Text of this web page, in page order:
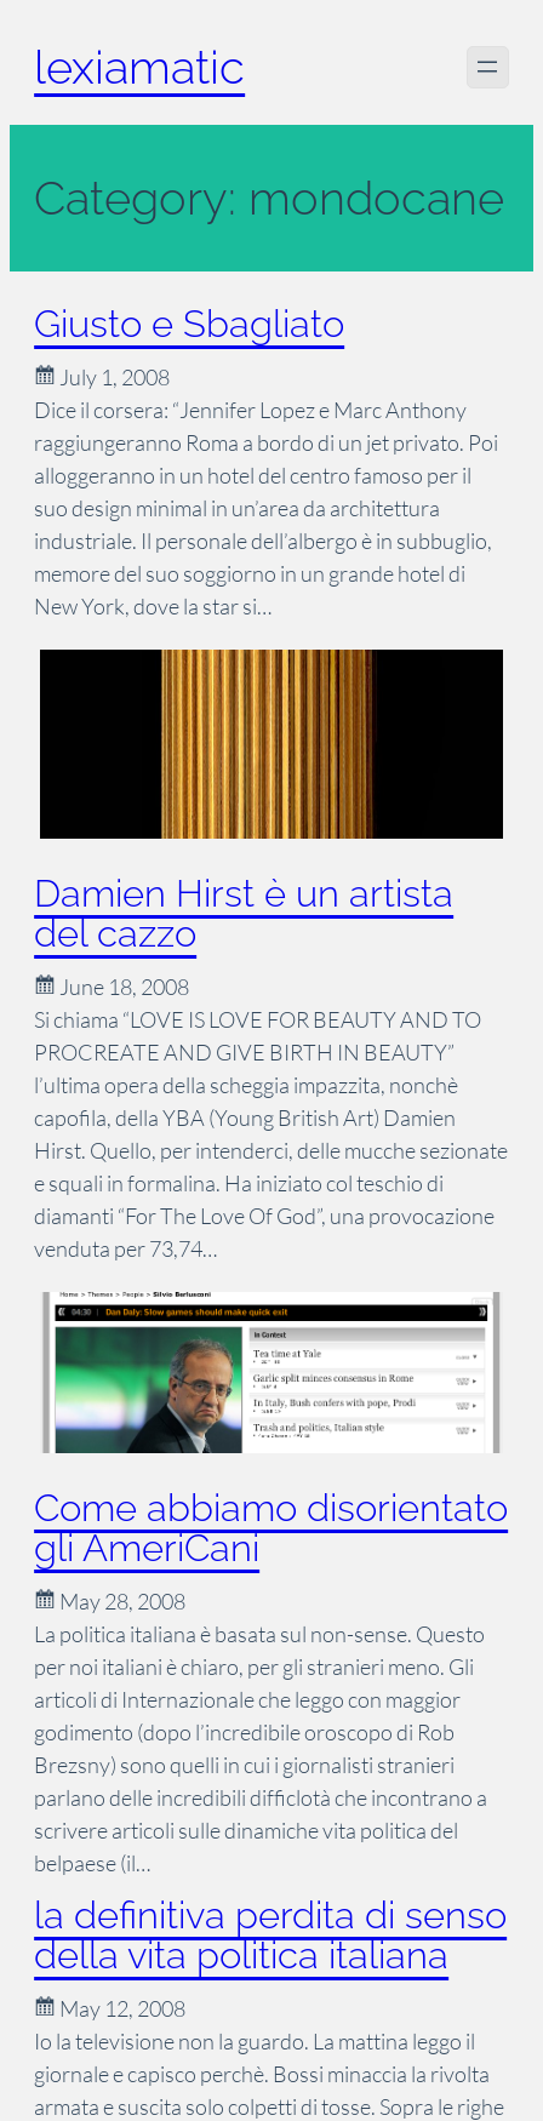
content
lexiamatic
Category: mondocane
Giusto e Sbagliato
July 1, 2008
Dice il corsera: “Jennifer Lopez e Marc Anthony
raggiungeranno Roma a bordo di un jet privato. Poi
alloggeranno in un hotel del centro famoso per il
suo design minimal in un’area da architettura
industriale. Il personale dell’albergo è in subbuglio,
memore del suo soggiorno in un grande hotel di
New York, dove la star si…
Damien Hirst è un artista
del cazzo
June 18, 2008
Si chiama “LOVE IS LOVE FOR BEAUTY AND TO
PROCREATE AND GIVE BIRTH IN BEAUTY”
l’ultima opera della scheggia impazzita, nonchè
capofila, della YBA (Young British Art) Damien
Hirst. Quello, per intenderci, delle mucche sezionate
e squali in formalina. Ha iniziato col teschio di
diamanti “For The Love Of God”, una provocazione
venduta per 73,74…
Come abbiamo disorientato
gli AmeriCani
May 28, 2008
La politica italiana è basata sul non-sense. Questo
per noi italiani è chiaro, per gli stranieri meno. Gli
articoli di Internazionale che leggo con maggior
godimento (dopo l’incredibile oroscopo di Rob
Brezsny) sono quelli in cui i giornalisti stranieri
parlano delle incredibili difficlotà che incontrano a
scrivere articoli sulle dinamiche vita politica del
belpaese (il…
la definitiva perdita di senso
della vita politica italiana
May 12, 2008
Io la televisione non la guardo. La mattina leggo il
giornale e capisco perchè. Bossi minaccia la rivolta
armata e suscita solo colpetti di tosse. Sopra le righe